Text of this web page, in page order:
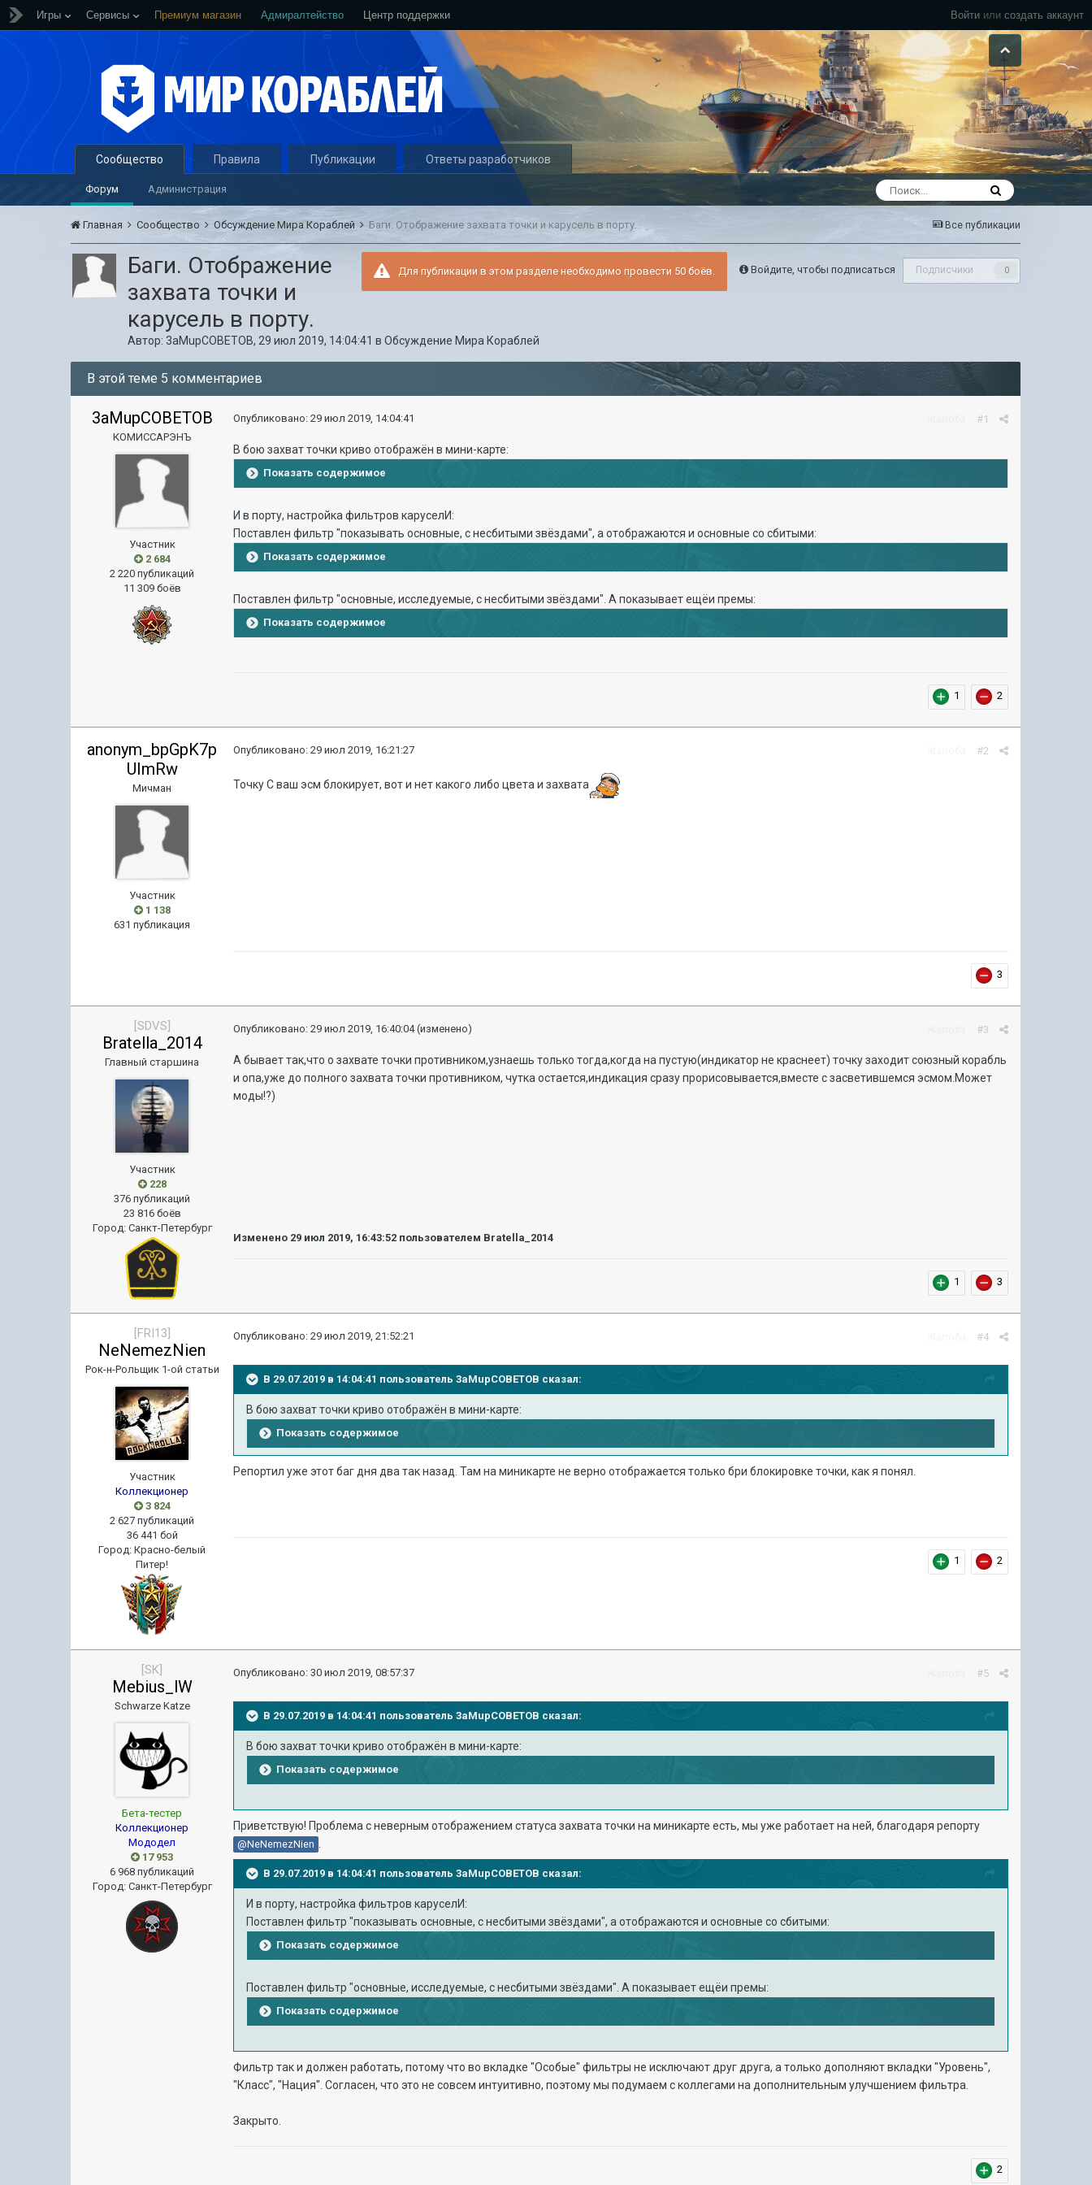
Войти или создать аккаунт
Игры Сервисы Премиум магазин Адмиралтейство Центр поддержки
Сообщество
Форум Администрация
Правила Публикации Ответы разработчиков
Все публикации
Главная Сообщество Обсуждение Мира Кораблей Баги. Отображение захвата точки и карусель в порту.
Войдите, чтобы подписаться Подписчики 0
Для публикации в этом разделе необходимо провести 50 боёв.
Баги. Отображение
захвата точки и
карусель в порту.
Автор:3aMupCOBETOB, 29 июл 2019, 14:04:41 вОбсуждение Мира Кораблей
В этой теме 5 комментариев
3aMupCOBETOB
КОМИССАРЭНЪ
Участник
2 684
2 220 публикаций
11 309 боёв
#1
Опубликовано:29 июл 2019, 14:04:41
В бою захват точки криво отображён в мини-карте:
Показать содержимое
И в порту, настройка фильтров каруселИ:
Поставлен фильтр "показывать основные, с несбитыми звёздами", а отображаются и основные со сбитыми:
Показать содержимое
Поставлен фильтр "основные, исследуемые, с несбитыми звёздами". А показывает ещёи премы:
Показать содержимое
1 2
anonym_bpGpK7p
UImRw
Мичман
Участник
1 138
631 публикация
#2
Опубликовано:29 июл 2019, 16:21:27
Точку С ваш эсм блокирует, вот и нет какого либо цвета и захвата
3
[SDVS]
Bratella_2014
Главный старшина
Участник
228
376 публикаций
23 816 боёв
Город: Санкт-Петербург
#3
Опубликовано:29 июл 2019, 16:40:04 (изменено)
А бывает так,что о захвате точки противником,узнаешь только тогда,когда на пустую(индикатор не краснеет) точку заходит союзный корабль
и опа,уже до полного захвата точки противником, чутка остается,индикация сразу прорисовывается,вместе с засветившемся эсмом.Может
моды!?)
Изменено 29 июл 2019, 16:43:52 пользователем Bratella_2014
1 3
[FRI13]
NeNemezNien
Рок-н-Рольщик 1-ой статьи
Участник
Коллекционер
3 824
2 627 публикаций
36 441 бой
Город:Красно-белый
Питер!
#4
Опубликовано:29 июл 2019, 21:52:21
В 29.07.2019 в 14:04:41 пользователь3aMupCOBETOB сказал:
В бою захват точки криво отображён в мини-карте:
Показать содержимое
Репортил уже этот баг дня два так назад. Там на миникарте не верно отображается только бри блокировке точки, как я понял.
1 2
[SK]
Mebius_lW
Schwarze Katze
Бета-тестер
Коллекционер
Мододел
17 953
6 968 публикаций
Город: Санкт-Петербург
#5
Опубликовано:30 июл 2019, 08:57:37
В 29.07.2019 в 14:04:41 пользователь3aMupCOBETOB сказал:
В бою захват точки криво отображён в мини-карте:
Показать содержимое
Приветствую! Проблема с неверным отображением статуса захвата точки на миникарте есть, мы уже работает на ней, благодаря репорту
@NeNemezNien
В 29.07.2019 в 14:04:41 пользователь3aMupCOBETOB сказал:
И в порту, настройка фильтров каруселИ:
Поставлен фильтр "показывать основные, с несбитыми звёздами", а отображаются и основные со сбитыми:
Показать содержимое
Поставлен фильтр "основные, исследуемые, с несбитыми звёздами". А показывает ещёи премы:
Показать содержимое
Фильтр так и должен работать, потому что во вкладке "Особые" фильтры не исключают друг друга, а только дополняют вкладки "Уровень",
"Класс", "Нация". Согласен, что это не совсем интуитивно, поэтому мы подумаем с коллегами на дополнительным улучшением фильтра.
Закрыто.
2